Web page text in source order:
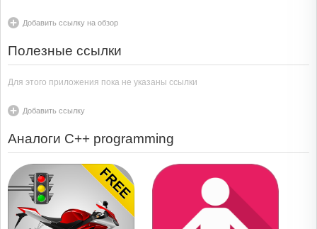
Добавить ссылку на обзор
Полезные ссылки
Для этого приложения пока не указаны ссылки
Добавить ссылку
Аналоги C++ programming